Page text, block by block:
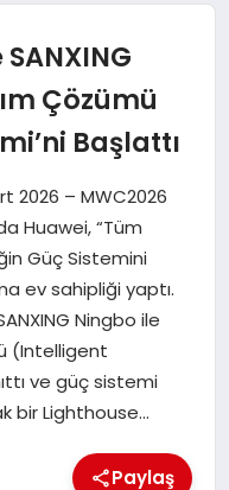
Çözümü
Başlattı
2026 – MWC2026
Huawei, “Tüm
Güç Sistemini
ev sahipliği yaptı.
Ningbo ile
(Intelligent
ve güç sistemi
bir Lighthouse…
Paylaş